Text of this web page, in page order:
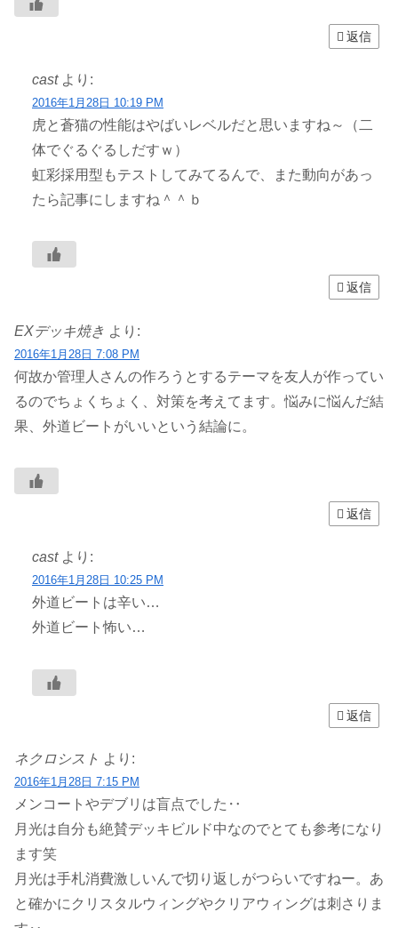
返信
cast より:
2016年1月28日 10:19 PM
虎と蒼猫の性能はやばいレベルだと思いますね～（二
体でぐるぐるしだすｗ）
虹彩採用型もテストしてみてるんで、また動向があっ
たら記事にしますね＾＾ｂ
返信
EXデッキ焼き より:
2016年1月28日 7:08 PM
何故か管理人さんの作ろうとするテーマを友人が作ってい
るのでちょくちょく、対策を考えてます。悩みに悩んだ結
果、外道ビートがいいという結論に。
返信
cast より:
2016年1月28日 10:25 PM
外道ビートは辛い…
外道ビート怖い…
返信
ネクロシスト より:
2016年1月28日 7:15 PM
メンコートやデブリは盲点でした‥
月光は自分も絶賛デッキビルド中なのでとても参考になり
ます笑
月光は手札消費激しいんで切り返しがつらいですねー。あ
と確かにクリスタルウィングやクリアウィングは刺さりま